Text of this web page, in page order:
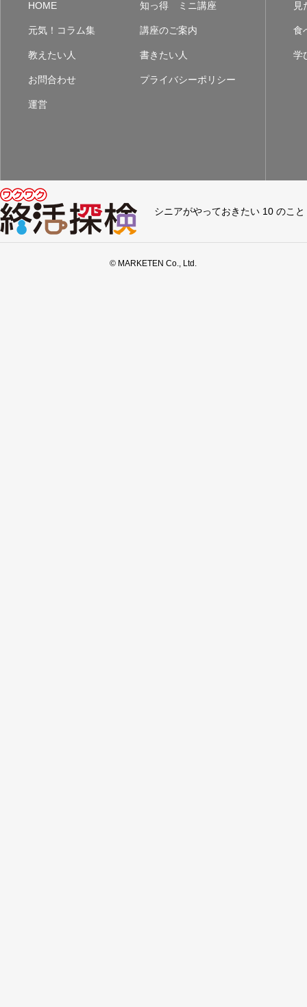
HOME 知っ得 ミニ講座
元気！コラム集 講座のご案内
教えたい人 書きたい人
お問合わせ プライバシーポリシー
運営
見
食
学
シニアがやっておきたい 10 のこと
© MARKETEN Co., Ltd.